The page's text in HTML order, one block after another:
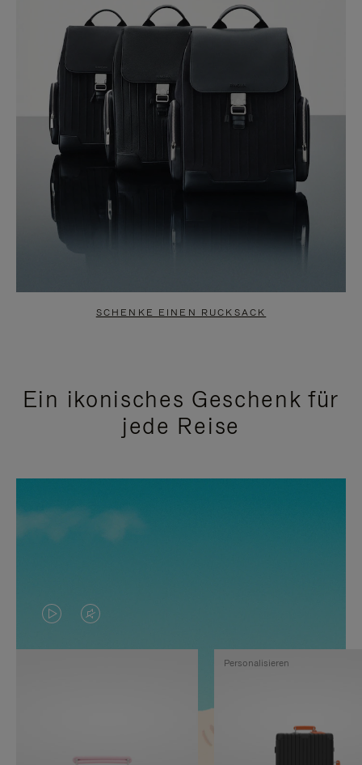
SCHENKE EINEN RUCKSACK
Ein ikonisches Geschenk für
jede Reise
DAS
VIDEO
VIDEO
IST
Personalisieren